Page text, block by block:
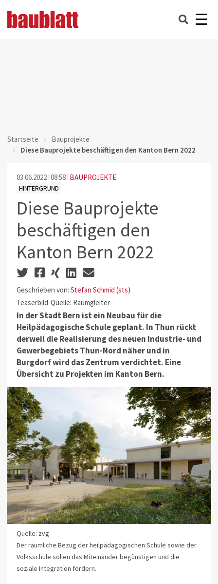
Startseite
Bauprojekte
Diese Bauprojekte beschäftigen den Kanton Bern 2022
03.06.2022 08:58 BAUPROJEKTE
HINTERGRUND
Diese Bauprojekte
beschäftigen den
Kanton Bern 2022
Geschrieben von: Stefan Schmid (sts)
Teaserbild-Quelle: Raumgleiter
In der Stadt Bern ist ein Neubau für die
Heilpädagogische Schule geplant. In Thun rückt
derweil die Realisierung des neuen Industrie- und
Gewerbegebiets Thun-Nord näher und in
Burgdorf wird das Zentrum verdichtet. Eine
Übersicht zu Projekten im Kanton Bern.
Quelle: zvg
Der räumliche Bezug der heilpädagogischen Schule sowie der
Volksschule sollen das Miteinander begünstigen und die
soziale Integration fördern.